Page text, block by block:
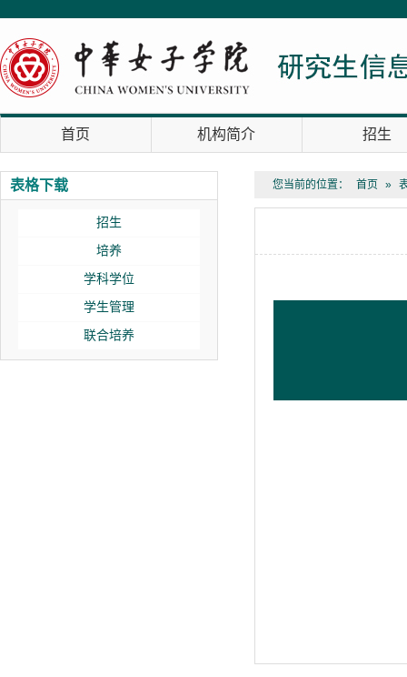
首页 机构简介 招生
表格下载
招生
培养
学科学位
学生管理
联合培养
您当前的位置： 首页 »